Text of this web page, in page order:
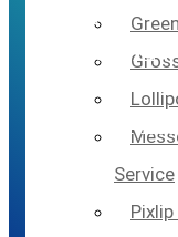
Service
Pixlip
IHREN
FUßBODEN